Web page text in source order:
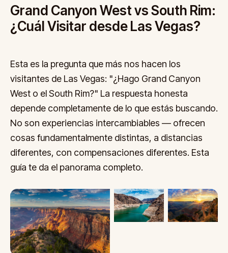
Grand Canyon West vs South Rim:
¿Cuál Visitar desde Las Vegas?
Esta es la pregunta que más nos hacen los
visitantes de Las Vegas: "¿Hago Grand Canyon
West o el South Rim?" La respuesta honesta
depende completamente de lo que estás buscando.
No son experiencias intercambiables — ofrecen
cosas fundamentalmente distintas, a distancias
diferentes, con compensaciones diferentes. Esta
guía te da el panorama completo.